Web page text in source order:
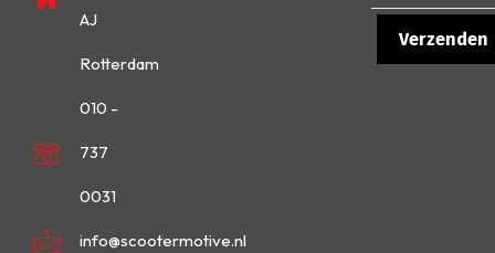
AJ
Rotterdam
010 -
737
0031
info@scootermotive.nl